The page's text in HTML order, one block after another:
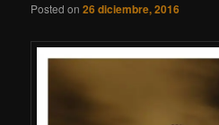
Posted on26 diciembre, 2016